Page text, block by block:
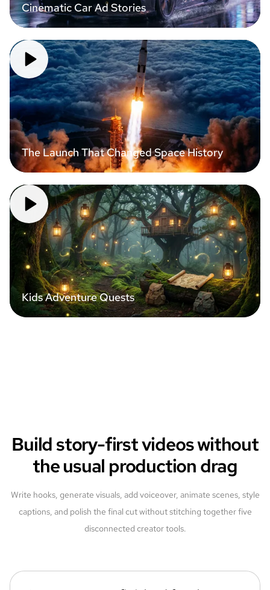
Cinematic Car Ad Stories
The Launch That Changed Space History
Kids Adventure Quests
Build story-first videos without
the usual production drag
Write hooks, generate visuals, add voiceover, animate scenes, style
captions, and polish the final cut without stitching together five
disconnected creator tools.